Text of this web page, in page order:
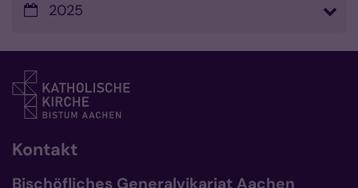
2025
Kontakt
Bischöfliches Generalvikariat Aachen